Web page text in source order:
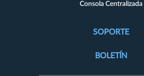
Consola Centralizada
SOPORTE
BOLETÍN